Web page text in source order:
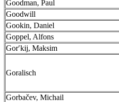
Goodman, Paul
Goodwill
Gookin, Daniel
Goppel, Alfons
Gorʹkij, Maksim
Goralisch
Gorbačev, Michail